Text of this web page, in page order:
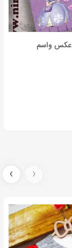
عکس واسم
‹
›